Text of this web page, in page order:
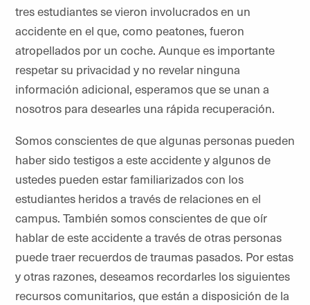
tres estudiantes se vieron involucrados en un
accidente en el que, como peatones, fueron
atropellados por un coche. Aunque es importante
respetar su privacidad y no revelar ninguna
información adicional, esperamos que se unan a
nosotros para desearles una rápida recuperación.
Somos conscientes de que algunas personas pueden
haber sido testigos a este accidente y algunos de
ustedes pueden estar familiarizados con los
estudiantes heridos a través de relaciones en el
campus. También somos conscientes de que oír
hablar de este accidente a través de otras personas
puede traer recuerdos de traumas pasados. Por estas
y otras razones, deseamos recordarles los siguientes
recursos comunitarios, que están a disposición de la